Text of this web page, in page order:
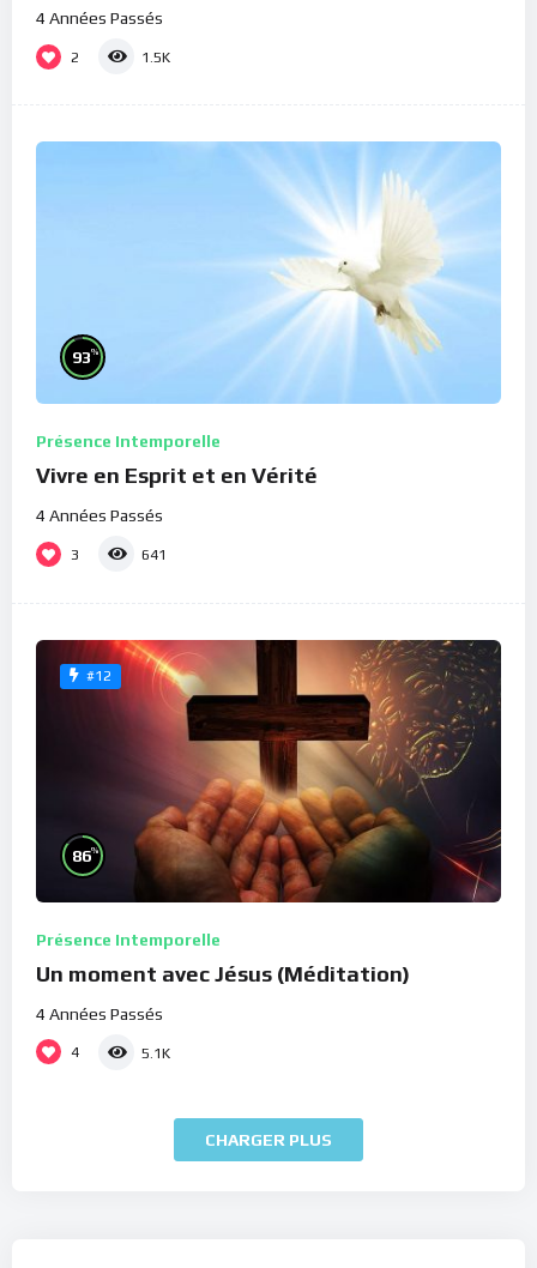
4 Années Passés
2 1.5K
93%
Présence Intemporelle
Vivre en Esprit et en Vérité
4 Années Passés
3 641
#12
86%
Présence Intemporelle
Un moment avec Jésus (Méditation)
4 Années Passés
4 5.1K
CHARGER PLUS